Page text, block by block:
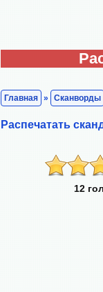
Главная » Сканворды
Распечатать
12